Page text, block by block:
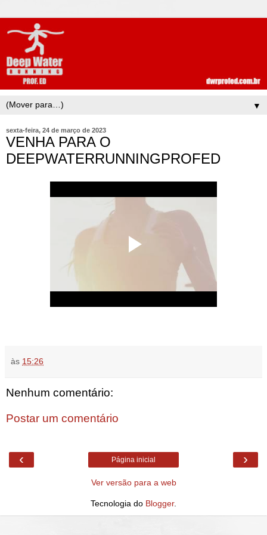
▼
sexta-feira, 24 de março de 2023
VENHA PARA O
DEEPWATERRUNNINGPROFED
às 15:26
Nenhum comentário:
Postar um comentário
‹ ›
Página inicial
Ver versão para a web
Tecnologia do Blogger.